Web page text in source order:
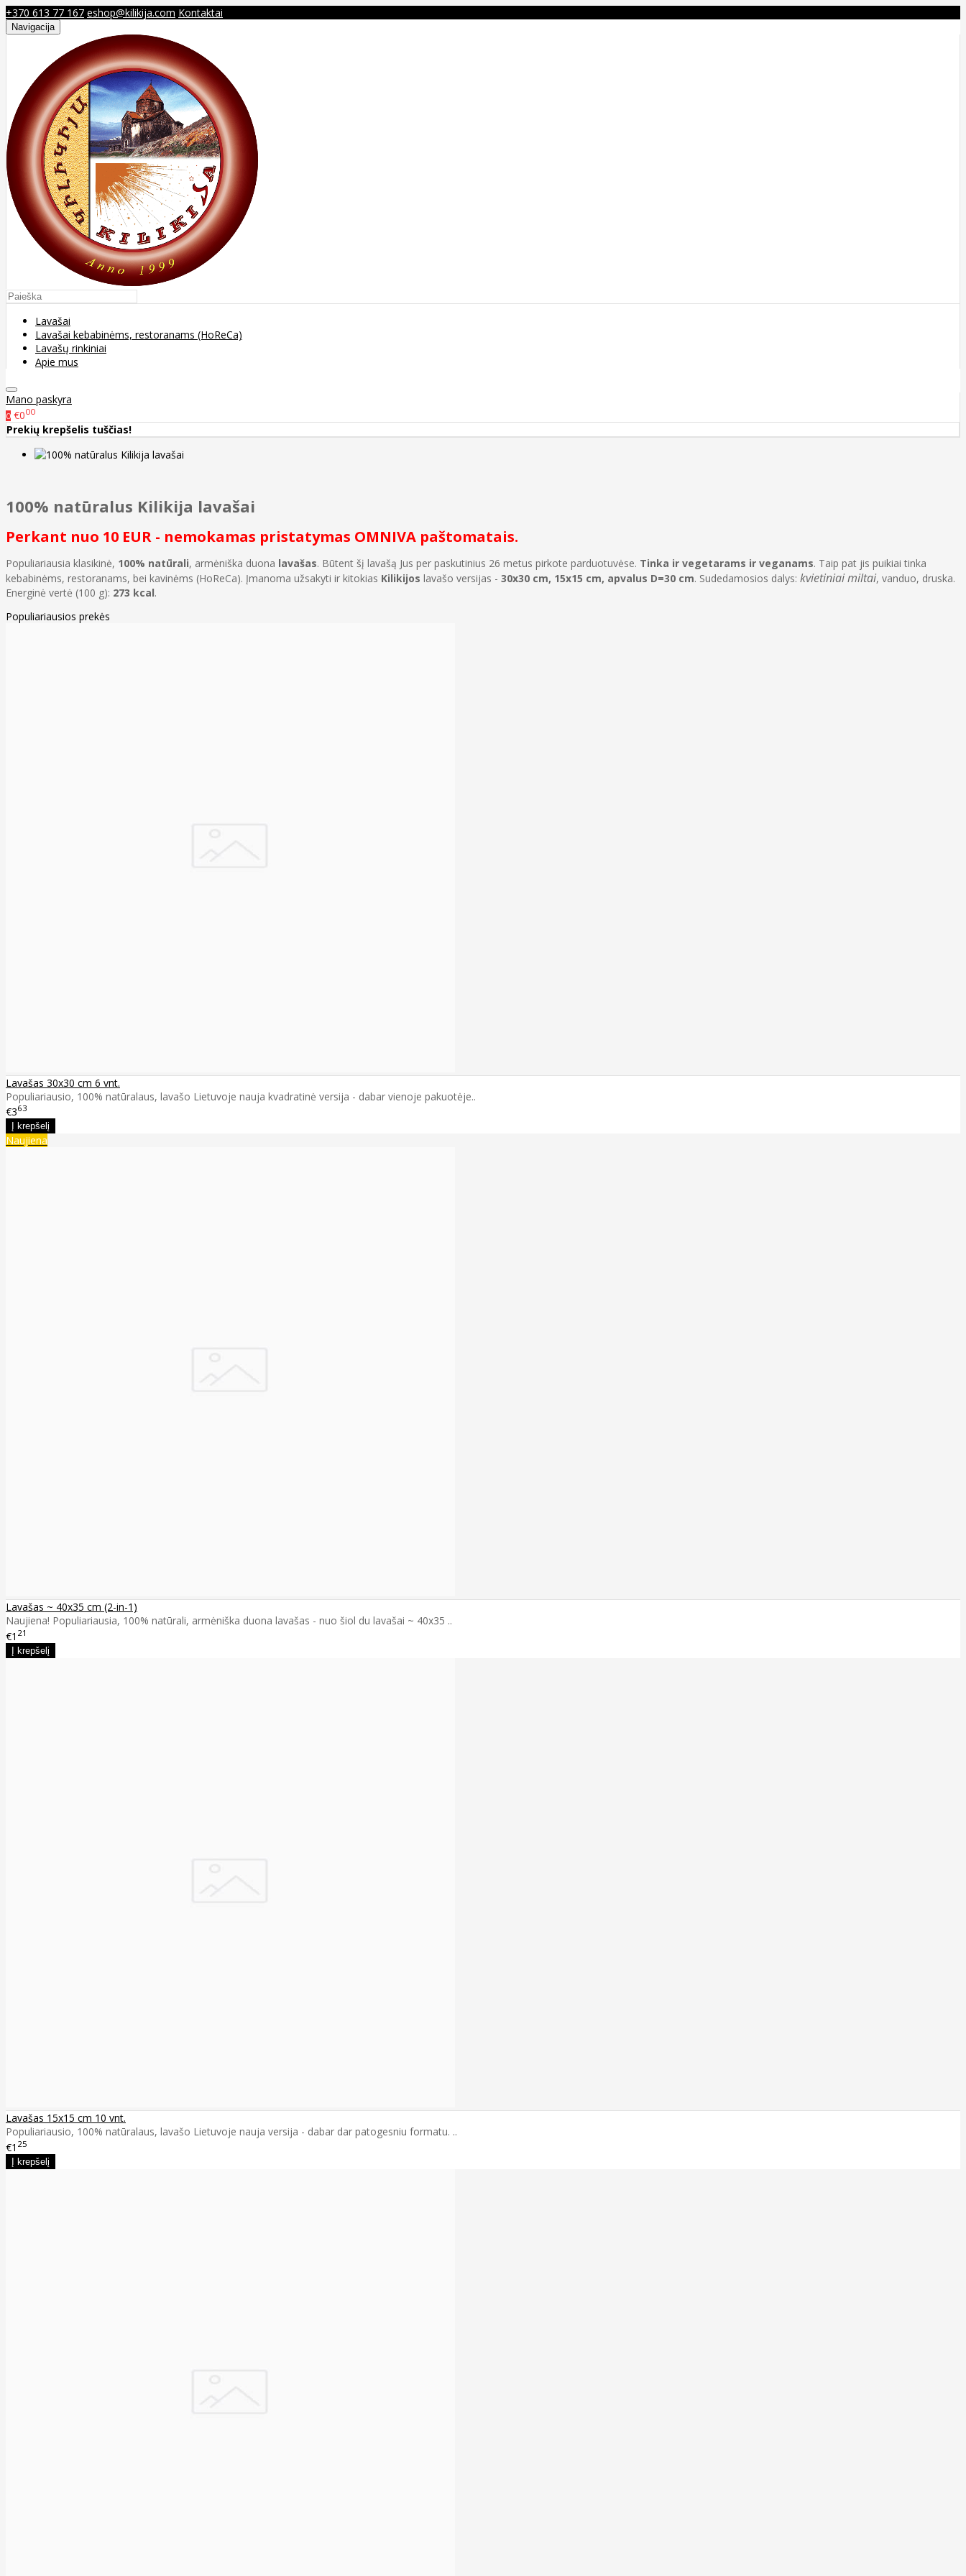
+370 613 77 167 eshop@kilikija.com Kontaktai
Navigacija
Lavašai
Lavašai kebabinėms, restoranams (HoReCa)
Lavašų rinkiniai
Apie mus
Mano paskyra
0 €000
Prekių krepšelis tuščias!
100% natūralus Kilikija lavašai
Perkant nuo 10 EUR - nemokamas pristatymas OMNIVA paštomatais.
Populiariausia klasikinė, 100% natūrali, armėniška duona lavašas. Būtent šį lavašą Jus per paskutinius 26 metus pirkote parduotuvėse. Tinka ir vegetarams ir veganams. Taip pat jis puikiai tinka
kebabinėms, restoranams, bei kavinėms (HoReCa). Įmanoma užsakyti ir kitokias Kilikijos lavašo versijas - 30x30 cm, 15x15 cm, apvalus D=30 cm. Sudedamosios dalys: kvietiniai miltai, vanduo, druska.
Energinė vertė (100 g): 273 kcal.
Populiariausios prekės
Lavašas 30x30 cm 6 vnt.
Populiariausio, 100% natūralaus, lavašo Lietuvoje nauja kvadratinė versija - dabar vienoje pakuotėje..
€363
Naujiena
Lavašas ~ 40x35 cm (2-in-1)
Naujiena! Populiariausia, 100% natūrali, armėniška duona lavašas - nuo šiol du lavašai ~ 40x35 ..
€1 21
Lavašas 15x15 cm 10 vnt.
Populiariausio, 100% natūralaus, lavašo Lietuvoje nauja versija - dabar dar patogesniu formatu. ..
€1 25